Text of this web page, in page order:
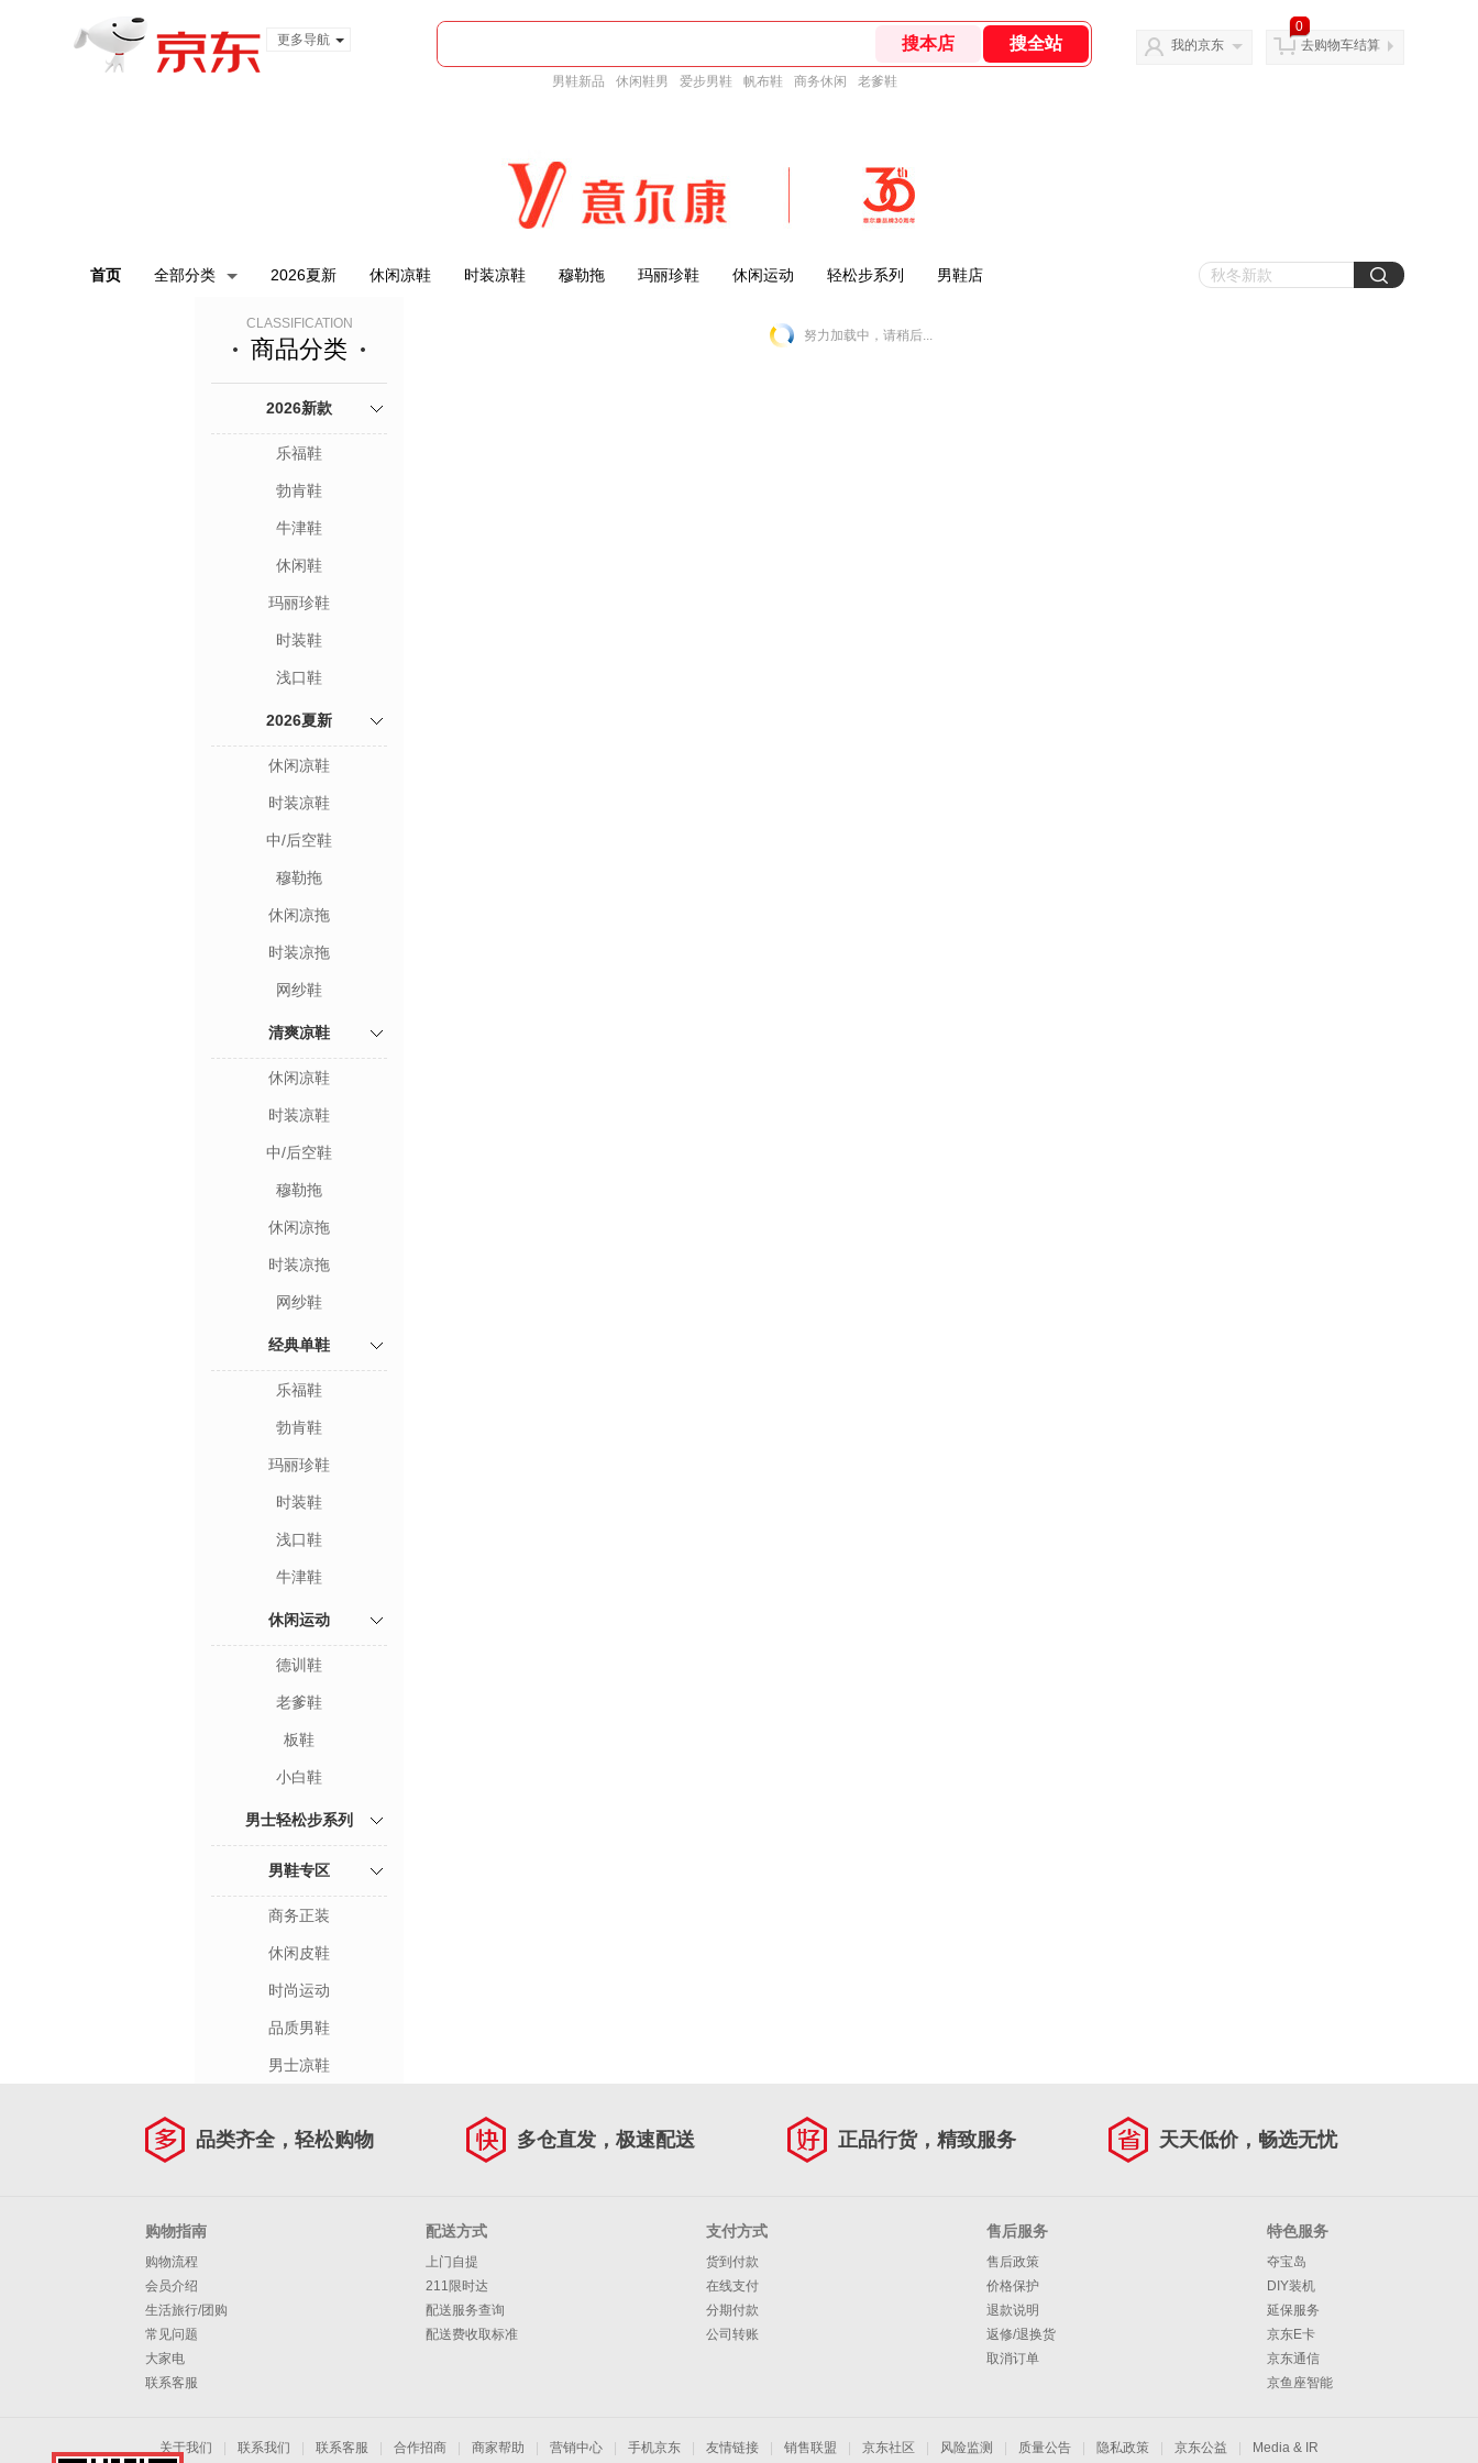
更多导航
男鞋新品 休闲鞋男 爱步男鞋 帆布鞋 商务休闲 老爹鞋
我的京东
0
去购物车结算
首页 全部分类 2026夏新 休闲凉鞋 时装凉鞋 穆勒拖 玛丽珍鞋 休闲运动 轻松步系列 男鞋店
CLASSIFICATION
商品分类
2026新款
乐福鞋
勃肯鞋
牛津鞋
休闲鞋
玛丽珍鞋
时装鞋
浅口鞋
2026夏新
休闲凉鞋
时装凉鞋
中/后空鞋
穆勒拖
休闲凉拖
时装凉拖
网纱鞋
清爽凉鞋
休闲凉鞋
时装凉鞋
中/后空鞋
穆勒拖
休闲凉拖
时装凉拖
网纱鞋
经典单鞋
乐福鞋
勃肯鞋
玛丽珍鞋
时装鞋
浅口鞋
牛津鞋
休闲运动
德训鞋
老爹鞋
板鞋
小白鞋
男士轻松步系列
男鞋专区
商务正装
休闲皮鞋
时尚运动
品质男鞋
男士凉鞋
努力加载中，请稍后...
品类齐全，轻松购物 多仓直发，极速配送 正品行货，精致服务 天天低价，畅选无忧
购物指南
购物流程
会员介绍
生活旅行/团购
常见问题
大家电
联系客服
配送方式
上门自提
211限时达
配送服务查询
配送费收取标准
支付方式
货到付款
在线支付
分期付款
公司转账
售后服务
售后政策
价格保护
退款说明
返修/退换货
取消订单
特色服务
夺宝岛
DIY装机
延保服务
京东E卡
京东通信
京鱼座智能
关于我们 联系我们 联系客服 合作招商 商家帮助 营销中心 手机京东 友情链接 销售联盟 京东社区 风险监测 质量公告 隐私政策 京东公益 Media & IR